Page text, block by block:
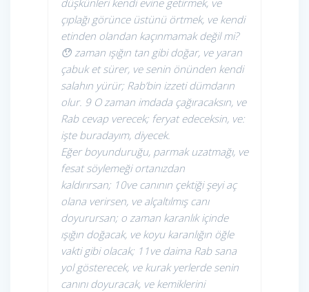
düşkünleri kendi evine getirmek, ve
çıplağı görünce üstünü örtmek, ve kendi
etinden olandan kaçınmamak değil mi?
😯 zaman ışığın tan gibi doğar, ve yaran
çabuk et sürer, ve senin önünden kendi
salahın yürür; Rab’bin izzeti dümdarın
olur. 9 O zaman imdada çağıracaksın, ve
Rab cevap verecek; feryat edeceksin, ve:
işte buradayım, diyecek.
Eğer boyunduruğu, parmak uzatmağı, ve
fesat söylemeği ortanızdan
kaldırırsan; 10ve canının çektiği şeyi aç
olana verirsen, ve alçaltılmış canı
doyurursan; o zaman karanlık içinde
ışığın doğacak, ve koyu karanlığın öğle
vakti gibi olacak; 11ve daima Rab sana
yol gösterecek, ve kurak yerlerde senin
canını doyuracak, ve kemiklerini